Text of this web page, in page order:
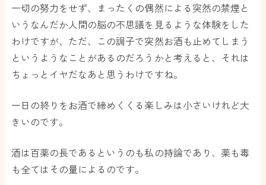
一切の努力をせず、まったくの偶然による突然の禁煙と
いうなんだか人間の脳の不思議を見るような体験をした
わけですが、ただ、この調子で突然お酒も止めてしまう
というようなことがあるのだろうかと考えると、それは
ちょっとイヤだなあと思うわけですね。
一日の終りをお酒で締めくくる楽しみは小さいけれど大
きいのです。
酒は百薬の長であるというのも私の持論であり、薬も毒
も全てはその量によるのです。